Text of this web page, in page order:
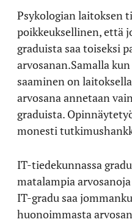
Psykologian laitoksen
poikkeuksellinen, että
graduista saa toiseksi
arvosanan.Samalla
saaminen on
arvosana annetaan
graduista.
monesti
IT-tiedekunnassa
matalampia
IT-gradu saa
huonoimmasta